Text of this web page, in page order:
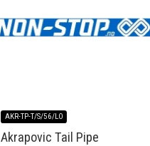
AKR-TP-T/S/56/LO
Akrapovic Tail Pipe